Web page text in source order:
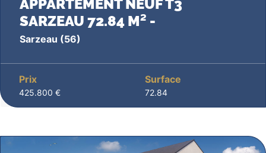
APPARTEMENT NEUF T3
SARZEAU 72.84 M² -
Sarzeau (56)
Prix
425.800 €
Surface
72.84